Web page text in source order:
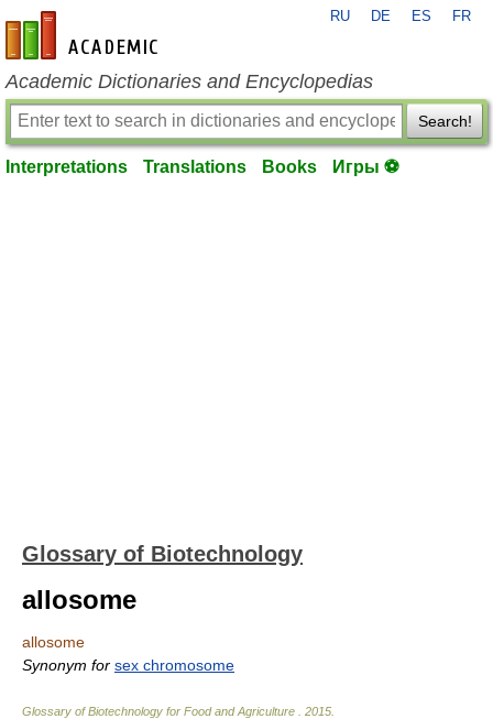
en-academic.com
RU DE ES FR
Academic Dictionaries and Encyclopedias
Search!
Interpretations Translations Books Игры ⚽
Glossary of Biotechnology
allosome
allosome
Synonym for sex chromosome
Glossary of Biotechnology for Food and Agriculture 2015